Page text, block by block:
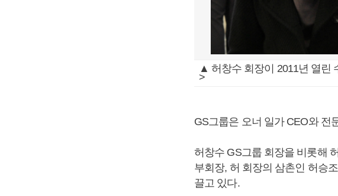
▲ 허창수 회장이 2011년 열린
>
GS그룹은 오너 일가 CEO와 전
허창수 GS그룹 회장을 비롯해
부회장, 허 회장의 삼촌인 허승
끌고 있다.